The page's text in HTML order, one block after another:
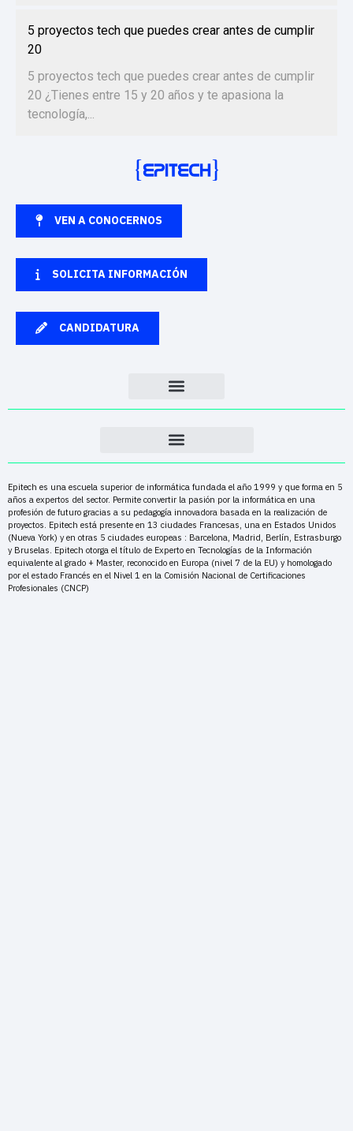
5 proyectos tech que puedes crear antes de cumplir
20
5 proyectos tech que puedes crear antes de cumplir
20 ¿Tienes entre 15 y 20 años y te apasiona la
tecnología,...
VEN A CONOCERNOS
SOLICITA INFORMACIÓN
CANDIDATURA
Epitech es una escuela superior de informática fundada el año 1999 y que forma en 5
años a expertos del sector. Permite convertir la pasión por la informática en una
profesión de futuro gracias a su pedagogía innovadora basada en la realización de
proyectos. Epitech está presente en 13 ciudades Francesas, una en Estados Unidos
(Nueva York) y en otras 5 ciudades europeas : Barcelona, Madrid, Berlín, Estrasburgo
y Bruselas. Epitech otorga el título de Experto en Tecnologías de la Información
equivalente al grado + Master, reconocido en Europa (nivel 7 de la EU) y homologado
por el estado Francés en el Nivel 1 en la Comisión Nacional de Certificaciones
Profesionales (CNCP)